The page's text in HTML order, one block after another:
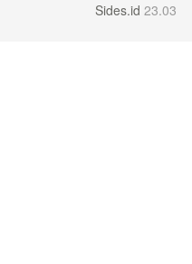
Sides.id 23.03